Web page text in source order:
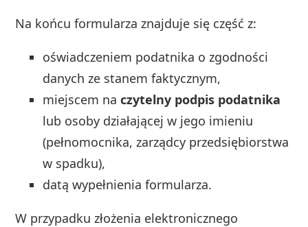
Na końcu formularza znajduje się część z:
oświadczeniem podatnika o zgodności
danych ze stanem faktycznym,
miejscem naczytelny podpis podatnika
lub osoby działającej w jego imieniu
(pełnomocnika, zarządcy przedsiębiorstwa
w spadku),
datą wypełnienia formularza.
W przypadku złożenia elektronicznego